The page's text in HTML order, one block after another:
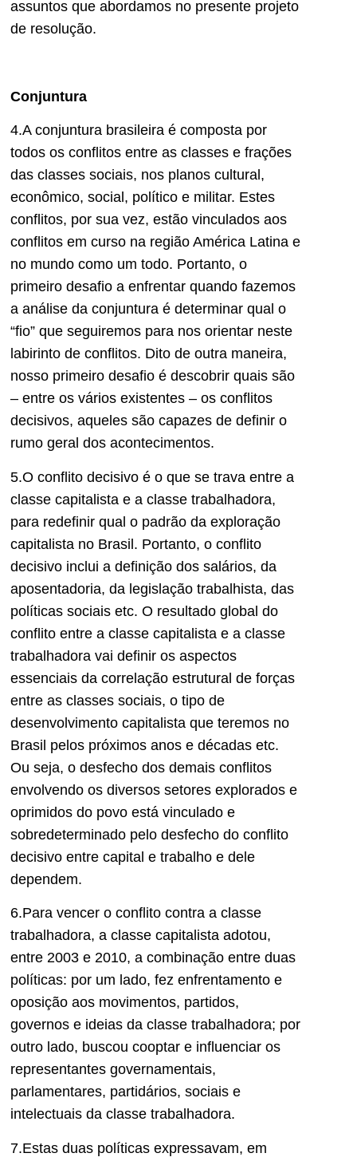
assuntos que abordamos no presente projeto
de resolução.
Conjuntura
4.A conjuntura brasileira é composta por
todos os conflitos entre as classes e frações
das classes sociais, nos planos cultural,
econômico, social, político e militar. Estes
conflitos, por sua vez, estão vinculados aos
conflitos em curso na região América Latina e
no mundo como um todo. Portanto, o
primeiro desafio a enfrentar quando fazemos
a análise da conjuntura é determinar qual o
“fio” que seguiremos para nos orientar neste
labirinto de conflitos. Dito de outra maneira,
nosso primeiro desafio é descobrir quais são
– entre os vários existentes – os conflitos
decisivos, aqueles são capazes de definir o
rumo geral dos acontecimentos.
5.O conflito decisivo é o que se trava entre a
classe capitalista e a classe trabalhadora,
para redefinir qual o padrão da exploração
capitalista no Brasil. Portanto, o conflito
decisivo inclui a definição dos salários, da
aposentadoria, da legislação trabalhista, das
políticas sociais etc. O resultado global do
conflito entre a classe capitalista e a classe
trabalhadora vai definir os aspectos
essenciais da correlação estrutural de forças
entre as classes sociais, o tipo de
desenvolvimento capitalista que teremos no
Brasil pelos próximos anos e décadas etc.
Ou seja, o desfecho dos demais conflitos
envolvendo os diversos setores explorados e
oprimidos do povo está vinculado e
sobredeterminado pelo desfecho do conflito
decisivo entre capital e trabalho e dele
dependem.
6.Para vencer o conflito contra a classe
trabalhadora, a classe capitalista adotou,
entre 2003 e 2010, a combinação entre duas
políticas: por um lado, fez enfrentamento e
oposição aos movimentos, partidos,
governos e ideias da classe trabalhadora; por
outro lado, buscou cooptar e influenciar os
representantes governamentais,
parlamentares, partidários, sociais e
intelectuais da classe trabalhadora.
7.Estas duas políticas expressavam, em